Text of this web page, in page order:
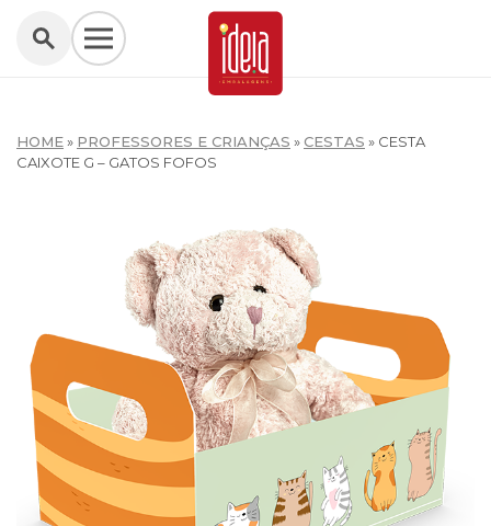
HOME» PROFESSORES E CRIANÇAS »CESTAS » CESTA
CAIXOTE G – GATOS FOFOS